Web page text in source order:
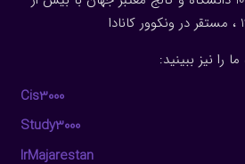
را نیز ببینید:
Cis3000
Study3000
IrMajarestan